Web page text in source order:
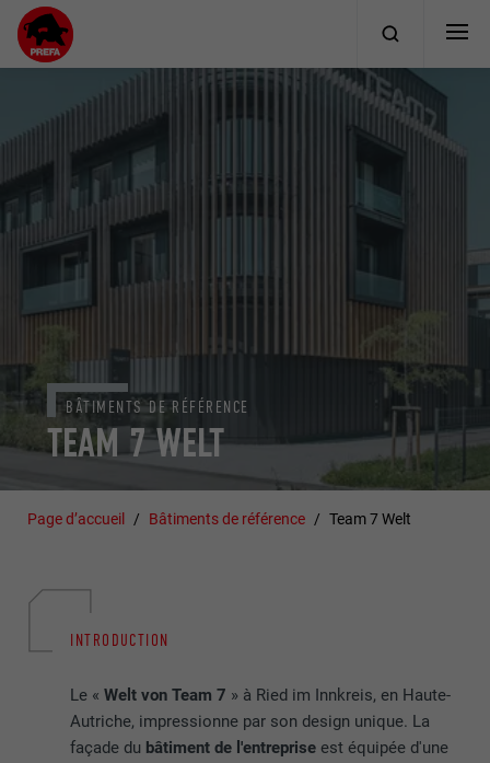
TEAM 7 WELT
BÂTIMENTS DE RÉFÉRENCE
Page d’accueil Bâtiments de référence Team 7 Welt
INTRODUCTION
Le «Welt von Team 7 » à Ried im Innkreis, en Haute-
Autriche, impressionne par son design unique. La
façade du bâtiment de l'entreprise est équipée d'une